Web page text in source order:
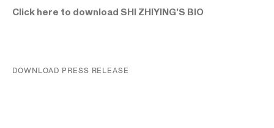
Click here to download SHI ZHIYING’S BIO
DOWNLOAD PRESS RELEASE